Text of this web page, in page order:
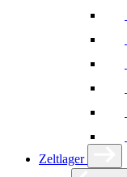
Zeltlager